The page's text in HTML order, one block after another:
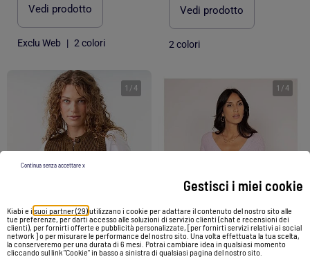
Gestisci i miei cookie
Kiabi e i suoi partner (29)utilizzano i cookie per adattare il contenuto del nostro sito alle
tue preferenze, per darti accesso alle soluzioni di servizio clienti (chat e recensioni dei
clienti), per fornirti offerte e pubblicità personalizzate, [per fornirti servizi relativi ai social
network ] o per misurare le performance del nostro sito. Una volta effettuata la tua scelta,
la conserveremo per una durata di 6 mesi. Potrai cambiare idea in qualsiasi momento
cliccando sul link "Cookie" in basso a sinistra di qualsiasi pagina del nostro sito.
Continua senza accettare x
Vedi prodotto
Exclu Web | 2 colori
Vedi prodotto
2 colori
1 /4 1 /4
-30%